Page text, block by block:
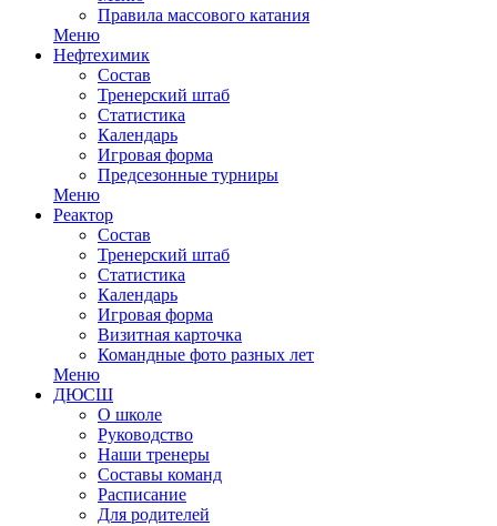
Правила массового катания
Меню
Нефтехимик
Состав
Тренерский штаб
Статистика
Календарь
Игровая форма
Предсезонные турниры
Меню
Реактор
Состав
Тренерский штаб
Статистика
Календарь
Игровая форма
Визитная карточка
Командные фото разных лет
Меню
ДЮСШ
О школе
Руководство
Наши тренеры
Составы команд
Расписание
Для родителей